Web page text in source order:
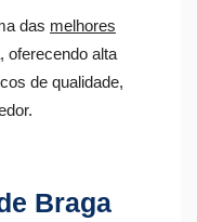
das melhores
, oferecendo alta
de qualidade,
Braga